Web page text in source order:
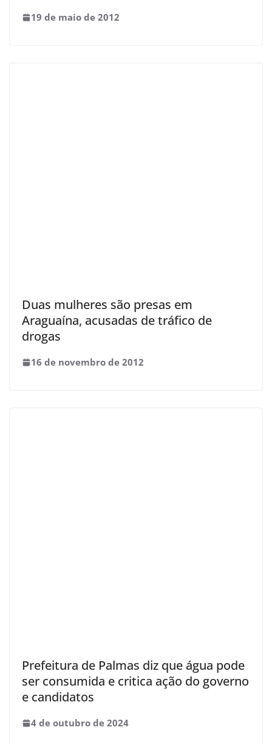
19 de maio de 2012
Duas mulheres são presas em
Araguaína, acusadas de tráfico de
drogas
16 de novembro de 2012
Prefeitura de Palmas diz que água pode
ser consumida e critica ação do governo
e candidatos
4 de outubro de 2024